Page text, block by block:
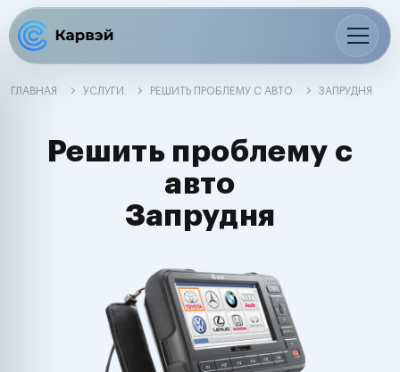
ГЛАВНАЯ УСЛУГИ РЕШИТЬ ПРОБЛЕМУ С АВТО ЗАПРУДНЯ
Решить проблему с
авто
Запрудня